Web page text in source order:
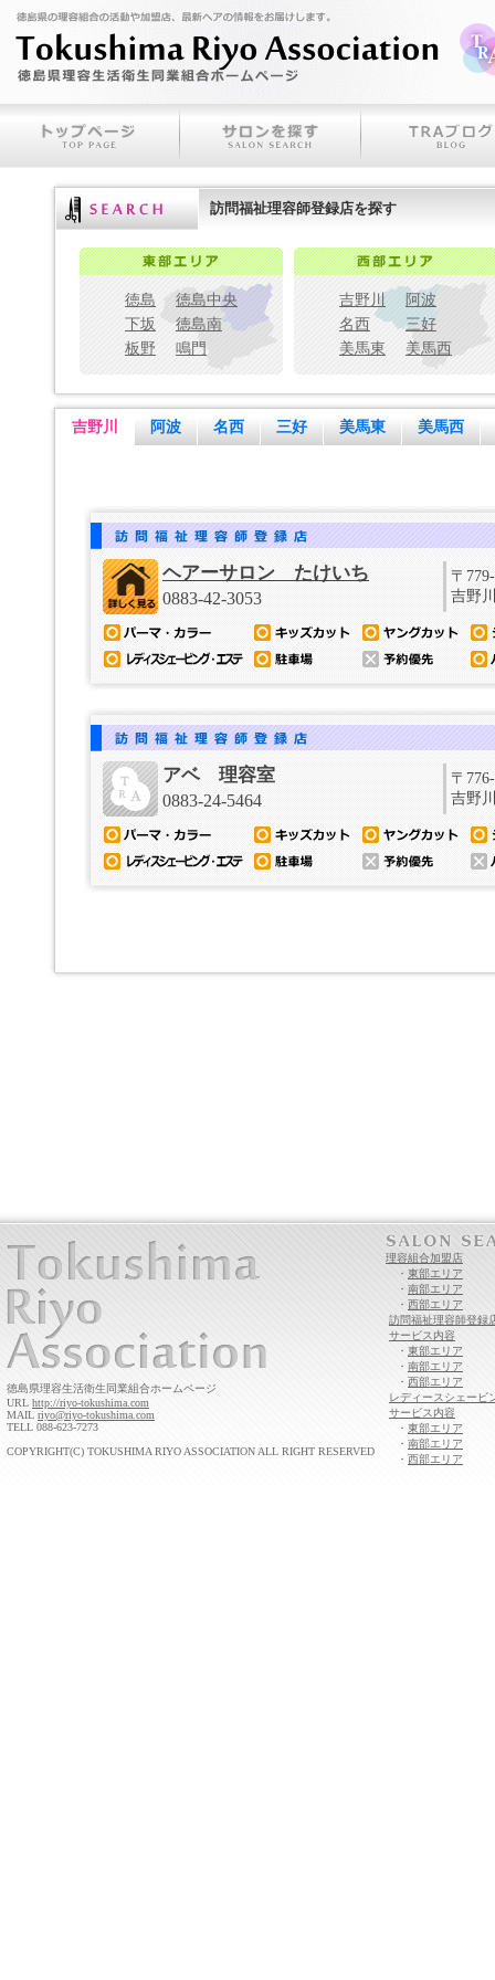
訪問福祉理容師登録店を探す
徳島
徳島中央
下坂
徳島南
板野
鳴門
吉野川
阿波
名西
三好
美馬東
美馬西
吉野川 阿波 名西 三好 美馬東 美馬西
ヘアーサロン たけいち
0883-42-3053
〒
吉野
アベ 理容室
0883-24-5464
〒
吉野
徳島県理容生活衛生同業組合ホームページ
URL http://riyo-tokushima.com
MAIL riyo@riyo-tokushima.com
TELL 088-623-7273
COPYRIGHT(C) TOKUSHIMA RIYO ASSOCIATION ALL RIGHT RESERVED
理容組合加盟店
・ 東部エリア
・ 南部エリア
・ 西部エリア
訪問福祉理容師登録
サービス内容
・ 東部エリア
・ 南部エリア
・ 西部エリア
レディースシェービ
サービス内容
・ 東部エリア
・ 南部エリア
・ 西部エリア